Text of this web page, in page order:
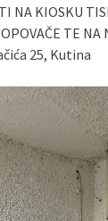
NA KIOSKU
TE NA
25, Kutina